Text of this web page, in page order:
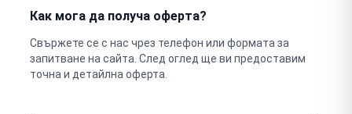
Как мога да получа оферта?
Свържете се с нас чрез телефон или формата за
запитване на сайта. След оглед ще ви предоставим
точна и детайлна оферта.